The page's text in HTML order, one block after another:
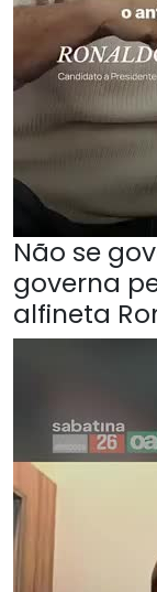
Não se
governa
alfineta